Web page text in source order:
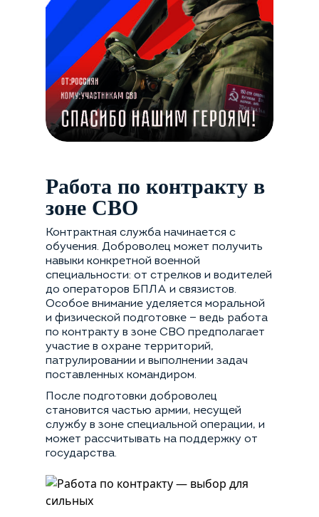
Работа по контракту в
зоне СВО
Контрактная служба начинается с
обучения. Доброволец может получить
навыки конкретной военной
специальности: от стрелков и водителей
до операторов БПЛА и связистов.
Особое внимание уделяется моральной
и физической подготовке — ведь работа
по контракту в зоне СВО предполагает
участие в охране территорий,
патрулировании и выполнении задач
поставленных командиром.
После подготовки доброволец
становится частью армии, несущей
службу в зоне специальной операции, и
может рассчитывать на поддержку от
государства.